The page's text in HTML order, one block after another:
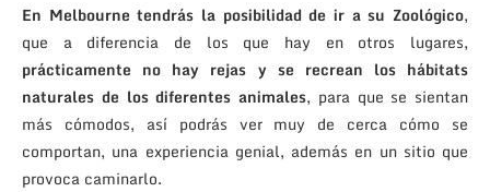
En Melbourne tendrás la posibilidad de ir a su Zoológico,
que a diferencia de los que hay en otros lugares,
prácticamente no hay rejas y se recrean los hábitats
naturales de los diferentes animales, para que se sientan
más cómodos, así podrás ver muy de cerca cómo se
comportan, una experiencia genial, además en un sitio que
provoca caminarlo.